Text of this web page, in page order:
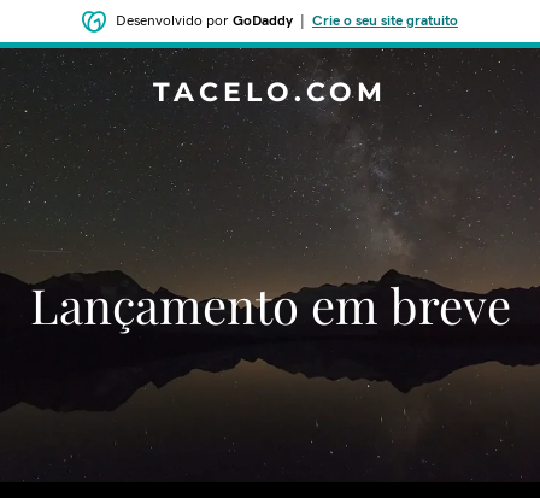
Desenvolvido por GoDaddy Crie o seu site gratuito
TACELO.COM
‌‌Lançamento em breve